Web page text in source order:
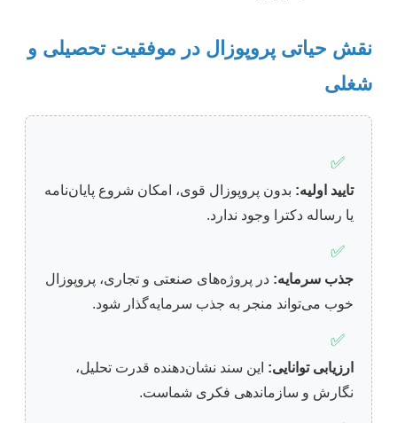
نقش حیاتی پروپوزال در موفقیت تحصیلی و
شغلی
✅
تایید اولیه: بدون پروپوزال قوی، امکان شروع پایان‌نامه
یا رساله دکترا وجود ندارد.
✅
جذب سرمایه: در پروژه‌های صنعتی و تجاری، پروپوزال
خوب می‌تواند منجر به جذب سرمایه‌گذار شود.
✅
ارزیابی توانایی: این سند نشان‌دهنده قدرت تحلیل،
نگارش و سازماندهی فکری شماست.